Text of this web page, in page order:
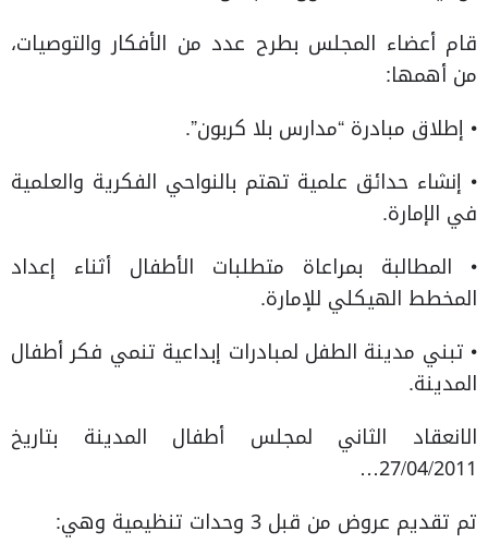
قام أعضاء المجلس بطرح عدد من الأفكار والتوصيات،
من أهمها:
• إطلاق مبادرة “مدارس بلا كربون”.
• إنشاء حدائق علمية تهتم بالنواحي الفكرية والعلمية
في الإمارة.
• المطالبة بمراعاة متطلبات الأطفال أثناء إعداد
المخطط الهيكلي للإمارة.
• تبني مدينة الطفل لمبادرات إبداعية تنمي فكر أطفال
المدينة.
الانعقاد الثاني لمجلس أطفال المدينة بتاريخ
27/04/2011…
تم تقديم عروض من قبل 3 وحدات تنظيمية وهي: